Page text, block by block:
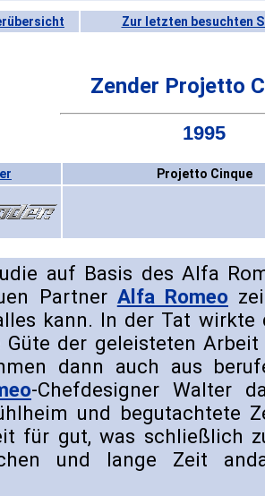
Zur letzten besuchten
Zender Projetto
1995
Projetto Cinque
auf Basis des Alfa
Partner Alfa Romeo
kann. In der Tat wirkte
Güte der geleisteten
dann auch aus
-Chefdesigner Walter
und begutachtete
für gut, was schließlich
und lange Zeit